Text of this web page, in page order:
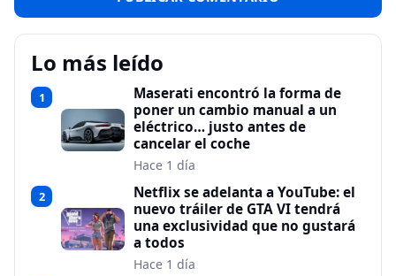
Lo más leído
1
Maserati encontró la forma de
poner un cambio manual a un
eléctrico… justo antes de
cancelar el coche
Hace 1 día
2
Netflix se adelanta a YouTube: el
nuevo tráiler de GTA VI tendrá
una exclusividad que no gustará
a todos
Hace 1 día